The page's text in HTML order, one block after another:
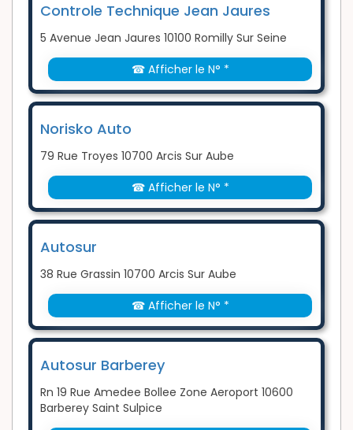
Controle Technique Jean Jaures
5 Avenue Jean Jaures 10100 Romilly Sur Seine
☎ Afficher le N° *
Norisko Auto
79 Rue Troyes 10700 Arcis Sur Aube
☎ Afficher le N° *
Autosur
38 Rue Grassin 10700 Arcis Sur Aube
☎ Afficher le N° *
Autosur Barberey
Rn 19 Rue Amedee Bollee Zone Aeroport 10600
Barberey Saint Sulpice